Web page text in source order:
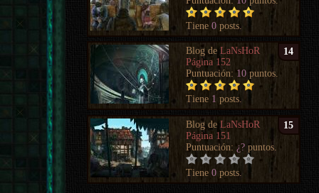
Tiene0 posts.
14
Blog deLaNsHoR
Página 152
Puntuación: 10 puntos.
Tiene 1 posts.
15
Blog deLaNsHoR
Página 151
Puntuación:¿? puntos.
Tiene0 posts.